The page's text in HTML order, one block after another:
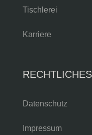
Tischlerei
Karriere
RECHTLICHES
Datenschutz
Impressum